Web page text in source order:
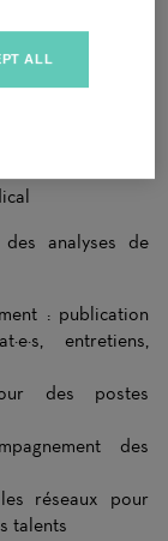
par le suivi et
analyses de
: publication
entretiens,
des postes
des
réseaux pour
talents
ALL